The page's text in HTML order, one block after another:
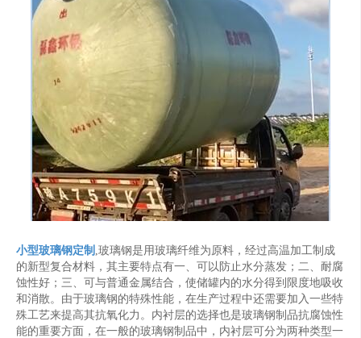
小型玻璃钢定制 ,玻璃钢是用玻璃纤维为原料，经过高温加工制成
的新型复合材料，其主要特点有一、可以防止水分蒸发；二、耐腐
蚀性好；三、可与普通金属结合，使储罐内的水分得到限度地吸收
和消散。由于玻璃钢的特殊性能，在生产过程中还需要加入一些特
殊工艺来提高其抗氧化力。内衬层的选择也是玻璃钢制品抗腐蚀性
能的重要方面，在一般的玻璃钢制品中，内衬层可分为两种类型一